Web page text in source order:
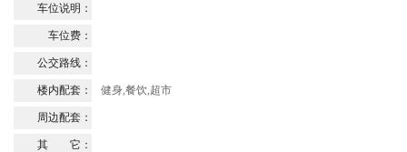
车位说明：
车位费：
公交路线：
楼内配套： 健身,餐饮,超市
周边配套：
其 它：